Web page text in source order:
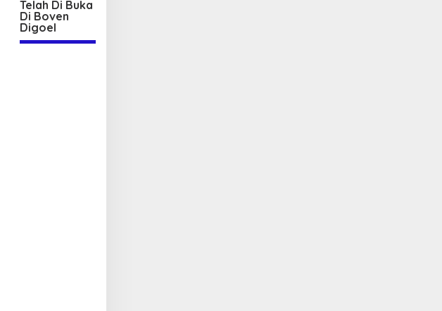
Telah Di Buka
Di Boven
Digoel